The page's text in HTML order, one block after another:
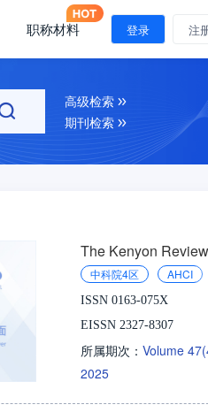
职称材料 登录 注
高级检索
期刊检索
The Kenyon Review
中科院4区 AHCI
ISSN 0163-075X
EISSN 2327-8307
所属期次： Volume
2025